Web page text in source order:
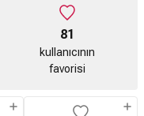
81
kullanıcının
favorisi